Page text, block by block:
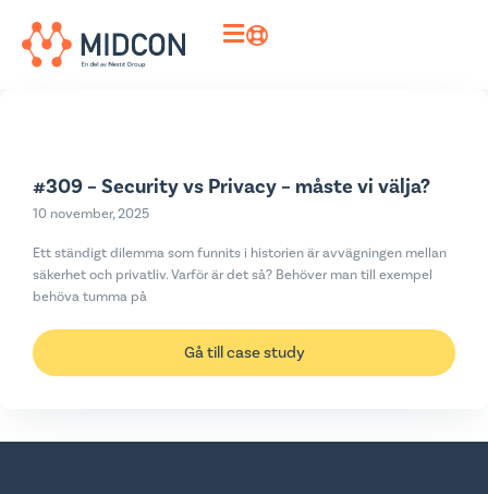
#309 – Security vs Privacy – måste vi välja?
10 november, 2025
Ett ständigt dilemma som funnits i historien är avvägningen mellan
säkerhet och privatliv. Varför är det så? Behöver man till exempel
behöva tumma på
Gå till case study